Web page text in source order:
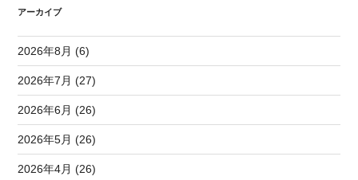
アーカイブ
2026年8月 (6)
2026年7月 (27)
2026年6月 (26)
2026年5月 (26)
2026年4月 (26)